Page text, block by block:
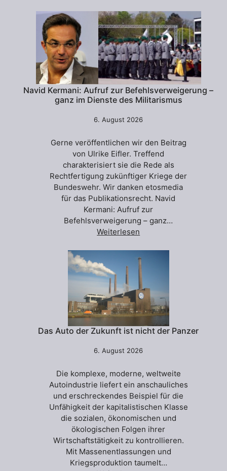
Navid Kermani: Aufruf zur Befehlsverweigerung –
ganz im Dienste des Militarismus
6. August 2026
Gerne veröffentlichen wir den Beitrag
von Ulrike Eifler. Treffend
charakterisiert sie die Rede als
Rechtfertigung zukünftiger Kriege der
Bundeswehr. Wir danken etosmedia
für das Publikationsrecht. Navid
Kermani: Aufruf zur
Befehlsverweigerung – ganz…
Weiterlesen
Das Auto der Zukunft ist nicht der Panzer
6. August 2026
Die komplexe, moderne, weltweite
Autoindustrie liefert ein anschauliches
und erschreckendes Beispiel für die
Unfähigkeit der kapitalistischen Klasse
die sozialen, ökonomischen und
ökologischen Folgen ihrer
Wirtschaftstätigkeit zu kontrollieren.
Mit Massenentlassungen und
Kriegsproduktion taumelt…